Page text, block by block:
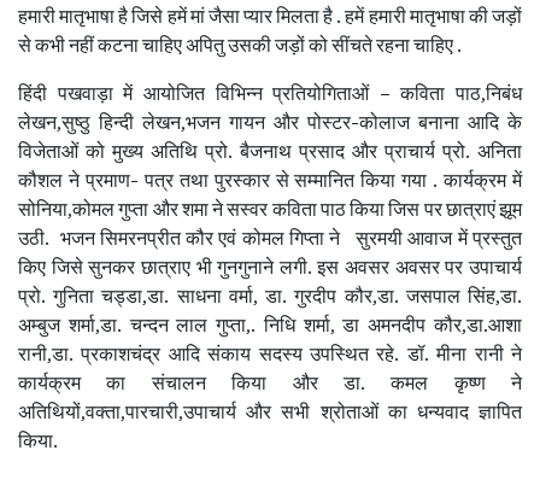
हमारी मातृभाषा है जिसे हमें मां जैसा प्यार मिलता है . हमें हमारी मातृभाषा की जड़ों
से कभी नहीं कटना चाहिए अपितु उसकी जड़ों को सींचते रहना चाहिए .
हिंदी पखवाड़ा में आयोजित विभिन्न प्रतियोगिताओं – कविता पाठ,निबंध
लेखन,सुष्ठु हिन्दी लेखन,भजन गायन और पोस्टर-कोलाज बनाना आदि के
विजेताओं को मुख्य अतिथि प्रो. बैजनाथ प्रसाद और प्राचार्य प्रो. अनिता
कौशल ने प्रमाण- पत्र तथा पुरस्कार से सम्मानित किया गया . कार्यक्रम में
सोनिया,कोमल गुप्ता और शमा ने सस्वर कविता पाठ किया जिस पर छात्राएं झूम
उठी. भजन सिमरनप्रीत कौर एवं कोमल गिप्ता ने सुरमयी आवाज में प्रस्तुत
किए जिसे सुनकर छात्राए भी गुनगुनाने लगी. इस अवसर अवसर पर उपाचार्य
प्रो. गुनिता चड्डा,डा. साधना वर्मा, डा. गुरदीप कौर,डा. जसपाल सिंह,डा.
अम्बुज शर्मा,डा. चन्दन लाल गुप्ता,. निधि शर्मा, डा अमनदीप कौर,डा.आशा
रानी,डा. प्रकाशचंद्र आदि संकाय सदस्य उपस्थित रहे. डॉ. मीना रानी ने
कार्यक्रम का संचालन किया और डा. कमल कृष्ण ने
अतिथियों,वक्ता,पारचारी,उपाचार्य और सभी श्रोताओं का धन्यवाद ज्ञापित
किया.